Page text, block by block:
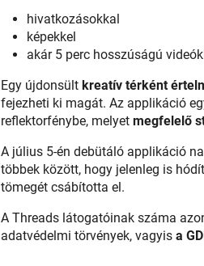
hivatkozásokkal
képekkel
akár 5 perc hosszúságú
Egy újdonsült kreatív térként
fejezheti ki magát. Az applikáció
reflektorfénybe, melyet megfelelő
A július 5-én debütáló applikáció
többek között, hogy jelenleg is
tömegét csábította el.
A Threads látogatóinak száma
adatvédelmi törvények, vagyis a